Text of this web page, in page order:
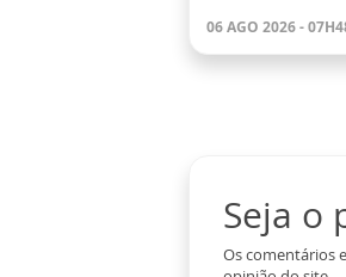
06 AGO 2026 -
Seja o
Os comentários